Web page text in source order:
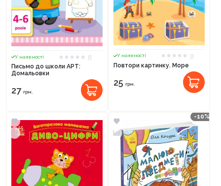
У наявності
0
Письмо до школи АРТ:
Домальовки
27 грн.
У наявності
0
Повтори картинку. Море
25 грн.
-10%
Продовжити покупки
Оформити замовлення